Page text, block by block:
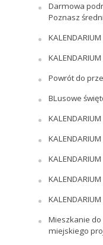
Darmowa
Poznasz
Powrót do
BLusowe
Mieszkanie
miejskiego